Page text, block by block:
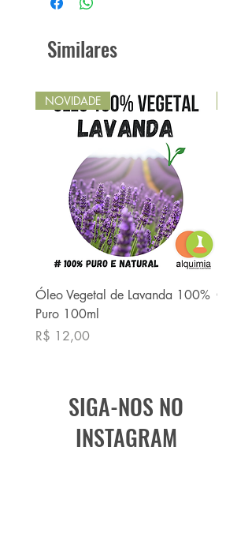
Similares
NOVIDADE
Óleo Vegetal de Lavanda 100%
Puro 100ml
Preço
R$ 12,00
Óleo
SIGA-NOS NO
INSTAGRAM